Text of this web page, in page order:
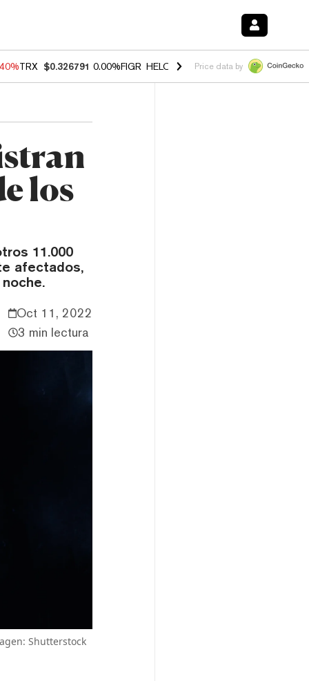
TRX $0.326791 0.00%FIGR_HELOC $1.035 1.50% HYPE $55.60
Price data by
los
11.000
afectados,
Oct 11, 2022
3 min lectura
Shutterstock